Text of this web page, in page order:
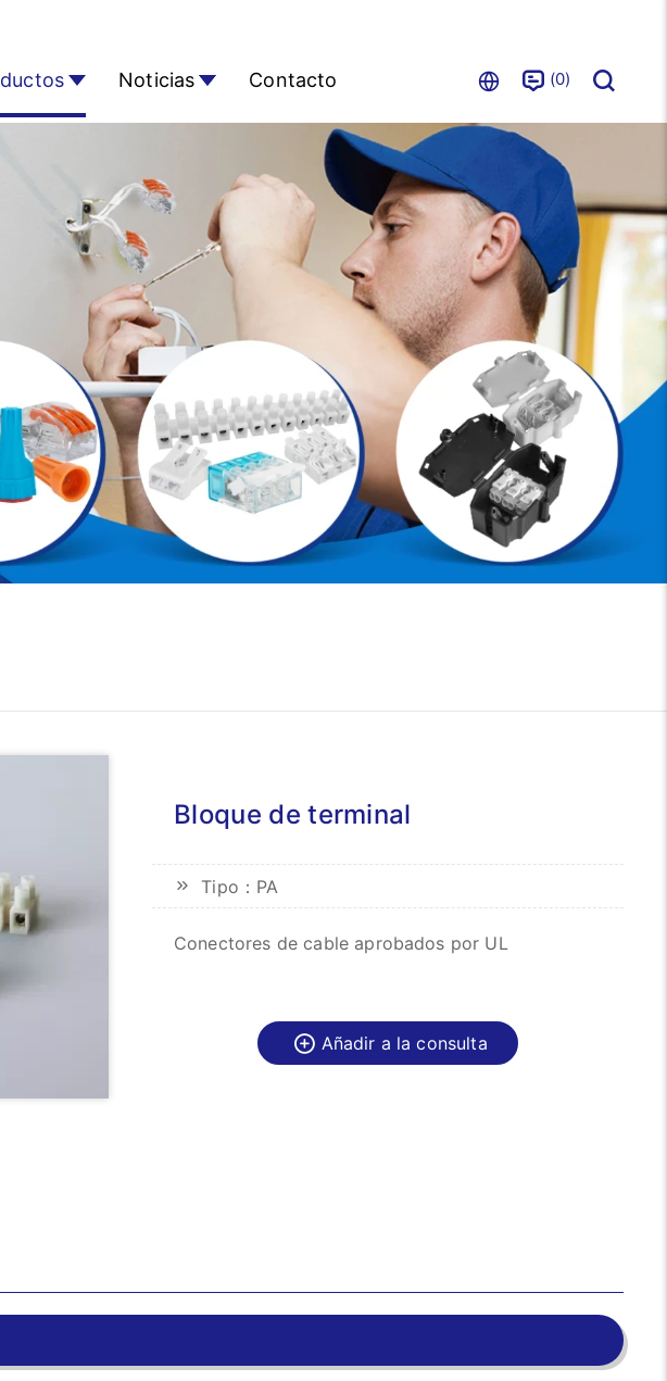
Noticias Contacto 0
Bloque de terminal
Tipo：PA
Conectores de cable aprobados por UL
Añadir a la consulta